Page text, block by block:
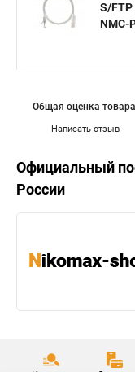
S/FTP
NMC-
Написать отзыв
Общая оценка
Официальный
России